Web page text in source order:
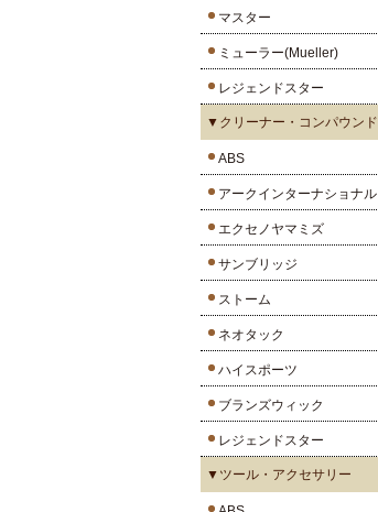
マスター
ミューラー(Mueller)
レジェンドスター
▼クリーナー・コンパウンド
ABS
アークインターナショナル
エクセノヤマミズ
サンブリッジ
ストーム
ネオタック
ハイスポーツ
ブランズウィック
レジェンドスター
▼ツール・アクセサリー